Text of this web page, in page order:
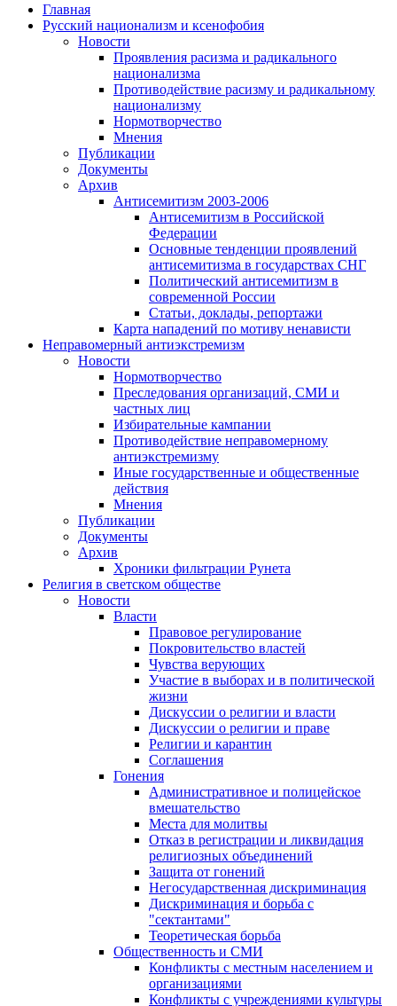
Главная
Русский национализм и ксенофобия
Новости
Проявления расизма и радикального
национализма
Противодействие расизму и радикальному
национализму
Нормотворчество
Мнения
Публикации
Документы
Архив
Антисемитизм 2003-2006
Антисемитизм в Российской
Федерации
Основные тенденции проявлений
антисемитизма в государствах СНГ
Политический антисемитизм в
современной России
Статьи, доклады, репортажи
Карта нападений по мотиву ненависти
Неправомерный антиэкстремизм
Новости
Нормотворчество
Преследования организаций, СМИ и
частных лиц
Избирательные кампании
Противодействие неправомерному
антиэкстремизму
Иные государственные и общественные
действия
Мнения
Публикации
Документы
Архив
Хроники фильтрации Рунета
Религия в светском обществе
Новости
Власти
Правовое регулирование
Покровительство властей
Чувства верующих
Участие в выборах и в политической
жизни
Дискуссии о религии и власти
Дискуссии о религии и праве
Религии и карантин
Соглашения
Гонения
Административное и полицейское
вмешательство
Места для молитвы
Отказ в регистрации и ликвидация
религиозных объединений
Защита от гонений
Негосударственная дискриминация
Дискриминация и борьба с
"сектантами"
Теоретическая борьба
Общественность и СМИ
Конфликты с местным населением и
организациями
Конфликты с учреждениями культуры